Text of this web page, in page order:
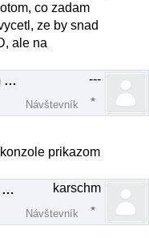
co zadam
ze by snad
ale na
Re: Ubuntu 7.10 - problem s bootovanim
---
Návštevník
prikazom
Re: Ubuntu 7.10 - problem s bootovanim
karschm
Návštevník